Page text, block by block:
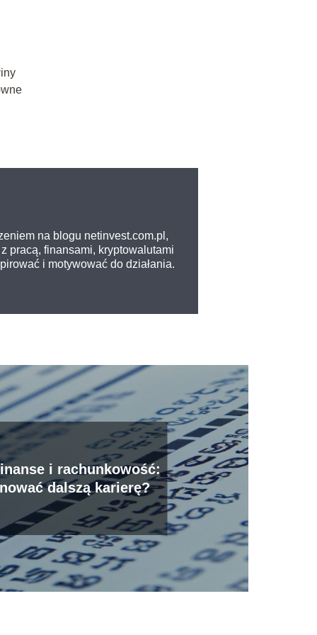
na blogu netinvest.com.pl,
pracą, finansami, kryptowalutami
i motywować do działania.
i rachunkowość:
dalszą karierę?